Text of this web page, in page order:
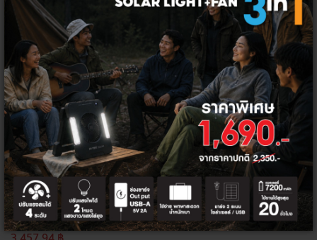
KYORITSU 2608A(CE) แคล้มป์มิเตอ
3,644.86 ฿